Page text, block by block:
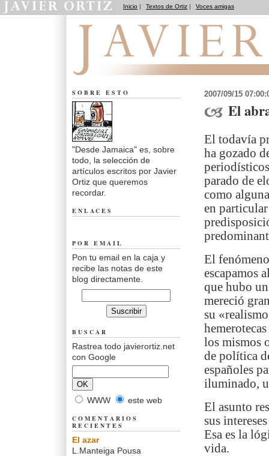
Inicio | Textos de Ortiz | Voces amigas
2007/09/15
El
El todavía
ha gozado
parado de
como
en
El
escapamos
que hubo
mereció
su
los mismos
de política
españoles
iluminado,
El asunto
sus
Esa es la
vida.
SOBRE ESTO
"Desde Jamaica" es, sobre
todo, la selección de
artículos escritos por Javier
Ortiz que queremos
recordar.
ENLACES
POR EMAIL
Pon tu email en la caja y
recibe las notas de este
blog directamente.
BUSCAR
Rastrea todo javierortiz.net
con Google
WWW este web
COMENTARIOS
RECIENTES
El azar
L.Manteiga Pousa